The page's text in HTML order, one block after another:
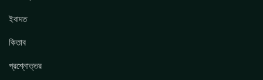
ইবাদত
কিতাব
প্রশ্নোত্তর